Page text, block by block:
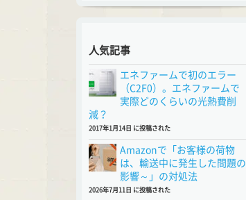
人気記事
エネファームで初のエラー
（C2F0）。エネファームで
実際どのくらいの光熱費削
減？
2017年1月14日 に投稿された
Amazonで「お客様の荷物
は、輸送中に発生した問題の
影響～」の対処法
2026年7月11日 に投稿された